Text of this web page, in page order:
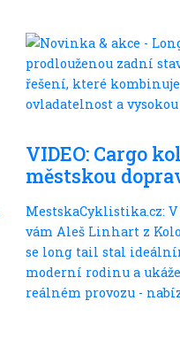
VIDEO: Cargo
městskou
MestskaCyklistika.cz:
vám Aleš Linhart z
se long tail stal
moderní rodinu a
reálném provozu -